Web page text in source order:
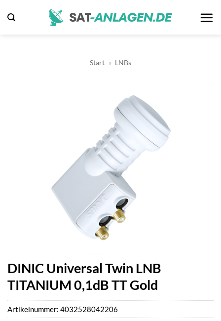
Inhalt
Start » LNBs
DINIC Universal Twin LNB
TITANIUM 0,1dB TT Gold
Artikelnummer: 4032528042206